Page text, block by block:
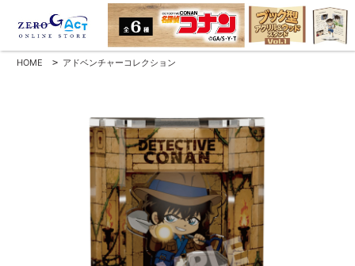
HOME > アドベンチャーコレクション